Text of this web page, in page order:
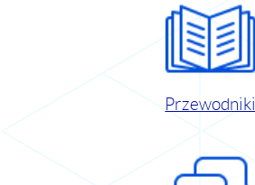
Przewodniki